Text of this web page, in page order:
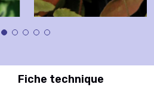
Fiche technique